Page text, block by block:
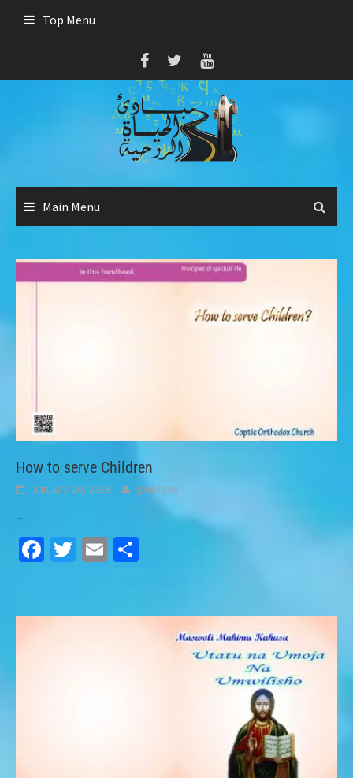
Top Menu
Main Menu
How to serve Children
January 20, 2023 god love
...
Facebook
TwitterEmail